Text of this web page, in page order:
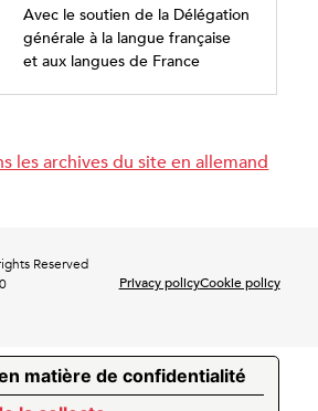
Avec le soutien de la Délégation
générale à la langue française
et aux langues de France
les archives du site en allemand
Reserved
Privacy policyCookie policy
matière de confidentialité